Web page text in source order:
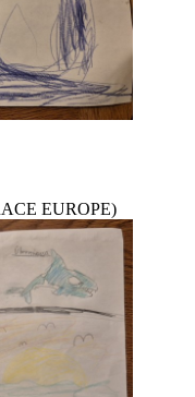
EUROPE)